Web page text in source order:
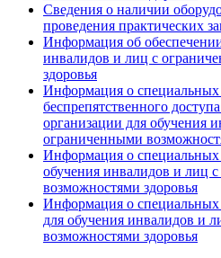
Сведения о наличии
проведения практических
Информация об
инвалидов и лиц с
здоровья
Информация о специальных
беспрепятственного
организации для обучения
ограниченными
Информация о специальных
обучения инвалидов и лиц
возможностями здоровья
Информация о специальных
для обучения инвалидов и
возможностями здоровья